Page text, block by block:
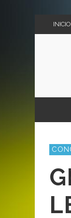
INICIO
VS.